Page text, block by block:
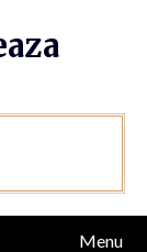
Menu